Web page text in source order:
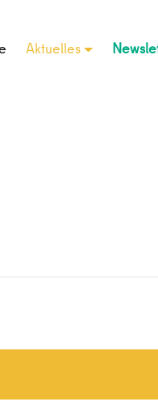
Aktuelles